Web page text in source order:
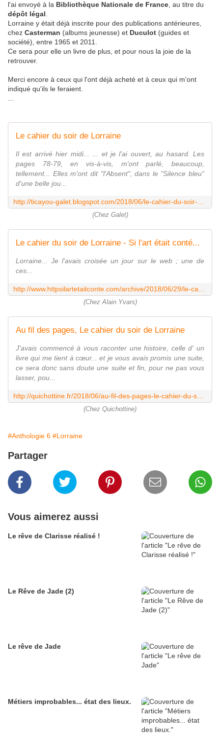
l'ai envoyé à la Bibliothèque Nationale de France , au titre du
dépôt légal
Lorraine y était déjà inscrite pour des publications antérieures,
chez Casterman (albums jeunesse) et Duculot (guides et
société), entre 1965 et 2011.
Ce sera pour elle un livre de plus, et pour nous la joie de la
retrouver.
Merci encore à ceux qui l'ont déjà acheté et à ceux qui m'ont
indiqué qu'ils le feraient.
Le cahier du soir de Lorraine
Il est arrivé hier midi... ... et je l'ai ouvert, au hasard. Les
pages 78-79, en vis-à-vis, m'ont parlé, beaucoup,
tellement... Elles m'ont dit "l'Absent", dans le "Silence bleu"
d'une belle jou...
(Chez Galet)
Le cahier du soir de Lorraine - Si l'art était conté...
Lorraine... Je l'avais croisée un jour sur le web ; une de
ces...
(Chez Alain Yvars)
Au fil des pages, Le cahier du soir de Lorraine
J'avais commencé à vous raconter une histoire, celle d' un
livre qui me tient à cœur... et je vous avais promis une suite,
ce sera donc sans doute une suite et fin, pour ne pas vous
lasser, pou...
(Chez Quichottine)
#Anthologie 6 #Lorraine
Partager
Vous aimerez aussi
Le rêve de Clarisse réalisé !
Le Rêve de Jade (2)
Le rêve de Jade
Métiers improbables... état des lieux.